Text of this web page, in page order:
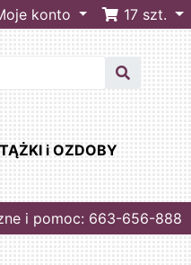
konto 17 szt.
i OZDOBY
i pomoc: 663-656-888